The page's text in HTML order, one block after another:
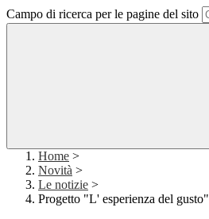
Campo di ricerca per le pagine del sito
Home >
Novità >
Le notizie >
Progetto "L' esperienza del gusto"